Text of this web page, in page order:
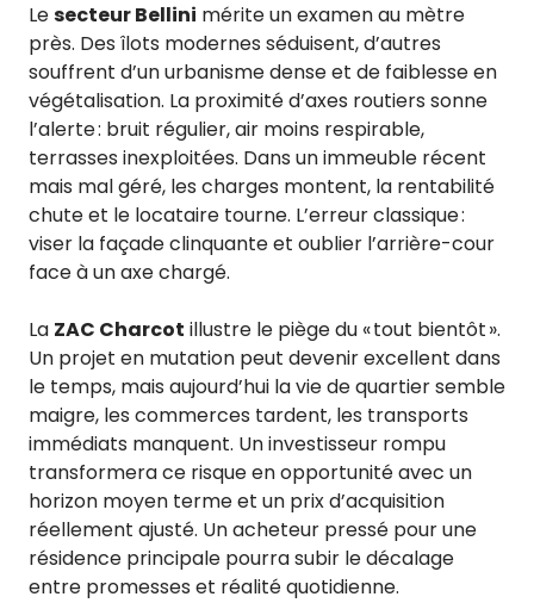
Lesecteur Bellini mérite un examen au mètre
près. Des îlots modernes séduisent, d’autres
souffrent d’un urbanisme dense et de faiblesse en
végétalisation. La proximité d’axes routiers sonne
l’alerte : bruit régulier, air moins respirable,
terrasses inexploitées. Dans un immeuble récent
mais mal géré, les charges montent, la rentabilité
chute et le locataire tourne. L’erreur classique :
viser la façade clinquante et oublier l’arrière-cour
face à un axe chargé.
La ZAC Charcot illustre le piège du « tout bientôt ».
Un projet en mutation peut devenir excellent dans
le temps, mais aujourd’hui la vie de quartier semble
maigre, les commerces tardent, les transports
immédiats manquent. Un investisseur rompu
transformera ce risque en opportunité avec un
horizon moyen terme et un prix d’acquisition
réellement ajusté. Un acheteur pressé pour une
résidence principale pourra subir le décalage
entre promesses et réalité quotidienne.